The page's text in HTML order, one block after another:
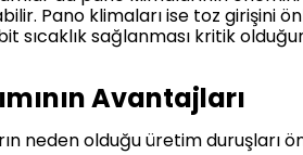
Pano klimaları ise toz girişini
sıcaklık sağlanması kritik
Avantajları
neden olduğu üretim duruşları